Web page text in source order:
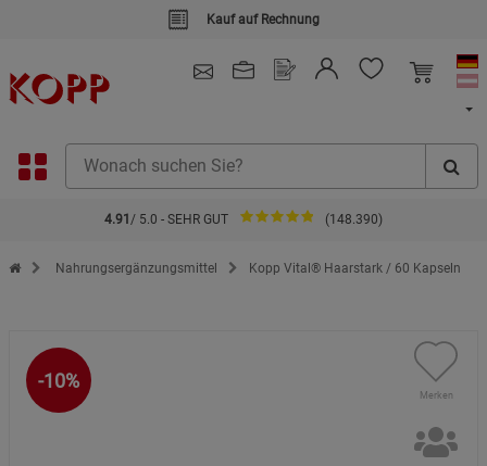
Kauf auf Rechnung
4.91 / 5.0 - SEHR GUT (148.390)
Zur Startseite des Kopp Verlag Online-Shop
Nahrungsergänzungsmittel Kopp Vital® Haarstark / 60 Kapseln
-10%
Merken